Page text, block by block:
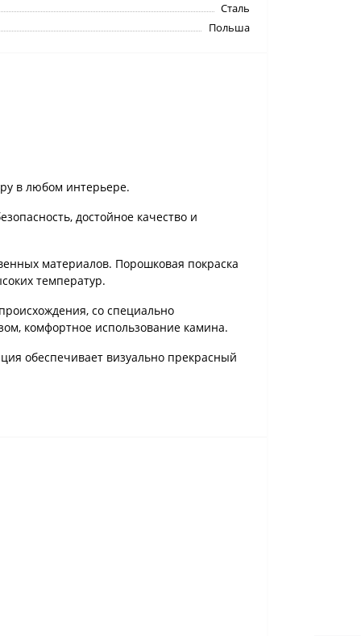
Сталь
Польша
в любом интерьере.
достойное качество и
материалов. Порошковая покраска
температур.
со специально
комфортное использование камина.
обеспечивает визуально прекрасный